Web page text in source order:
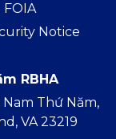
FOIA
Notice
RBHA
Nam Thứ Năm,
VA 23219